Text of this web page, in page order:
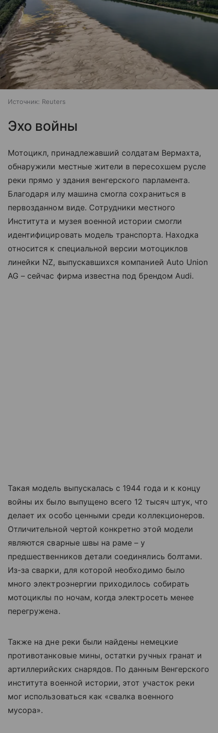
Источник: Reuters
Эхо войны
Мотоцикл, принадлежавший солдатам Вермахта,
обнаружили местные жители в пересохшем русле
реки прямо у здания венгерского парламента.
Благодаря илу машина смогла сохраниться в
первозданном виде. Сотрудники местного
Института и музея военной истории смогли
идентифицировать модель транспорта. Находка
относится к специальной версии мотоциклов
линейки NZ, выпускавшихся компанией Auto Union
AG – сейчас фирма известна под брендом Audi.
Такая модель выпускалась с 1944 года и к концу
войны их было выпущено всего 12 тысяч штук, что
делает их особо ценными среди коллекционеров.
Отличительной чертой конкретно этой модели
являются сварные швы на раме – у
предшественников детали соединялись болтами.
Из-за сварки, для которой необходимо было
много электроэнергии приходилось собирать
мотоциклы по ночам, когда электросеть менее
перегружена.
Также на дне реки были найдены немецкие
противотанковые мины, остатки ручных гранат и
артиллерийских снарядов. По данным Венгерского
института военной истории, этот участок реки
мог использоваться как «свалка военного
мусора».